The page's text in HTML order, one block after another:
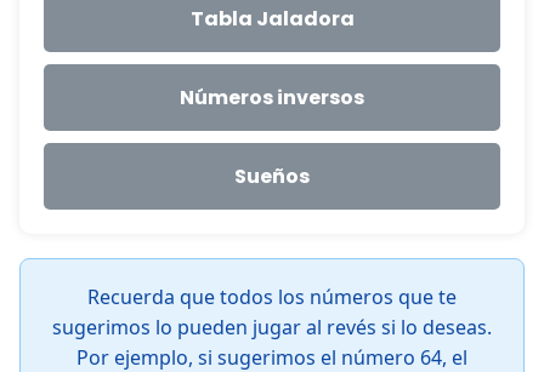
Tabla Jaladora
Números inversos
Sueños
Recuerda que todos los números que te
sugerimos lo pueden jugar al revés si lo deseas.
Por ejemplo, si sugerimos el número 64, el